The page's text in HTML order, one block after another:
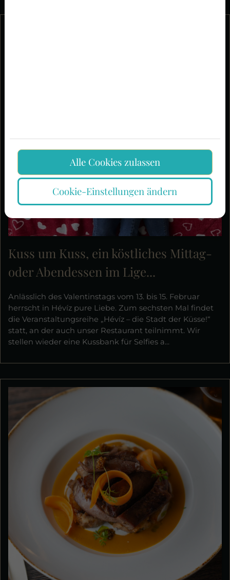
Kuss um Kuss, ein köstliches Mittag-
oder Abendessen im Lige...
Anlässlich des Valentinstags vom 13. bis 15. Februar
herrscht in Hévíz pure Liebe. Zum sechsten Mal findet
die Veranstaltungsreihe „Hévíz – die Stadt der Küsse!“
statt, an der auch unser Restaurant teilnimmt. Wir
stellen wieder eine Kussbank für Selfies a...
Alle Cookies zulassen
Cookie-Einstellungen ändern